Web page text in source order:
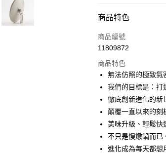
合作金庫商業銀行
華南商業銀行
上海商業儲蓄銀行
國泰世華商業銀行
臺灣中小企業銀行
聯邦商業銀行
元大商業銀行
玉山商業銀行
台新國際商業銀行
台灣樂天信用卡公司
6 期 0 利率 每期
華南商業銀行
上海商業儲蓄銀行
國泰世華商業銀行
臺灣中小企業銀行
匯豐（台灣）商業銀
元大商業銀行
玉山商業銀行
台新國際商業銀行
即享券
LINE Pay
Apple Pay
街口支付
Google Pay
ATM付款
商品特色
商品編號
11809872
商品特色
無法仿照的極致氣
我們的目標是：打
徹底創新進化的新
顛覆一直以來的刻
美味升級、輕鬆快
不只是慢燉鍋而已
進化成為每天都想